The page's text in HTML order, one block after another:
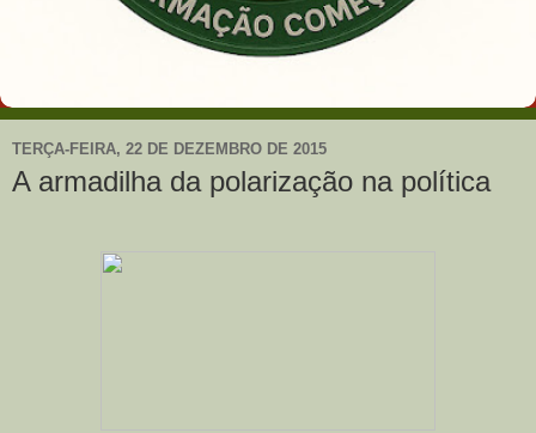
TERÇA-FEIRA, 22 DE DEZEMBRO DE 2015
A armadilha da polarização na política